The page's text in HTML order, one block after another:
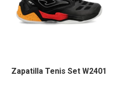
Zapatilla Tenis Set W2401